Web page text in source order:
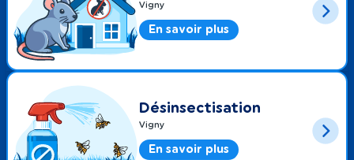
Vigny
En savoir plus
Désinsectisation
Vigny
En savoir plus